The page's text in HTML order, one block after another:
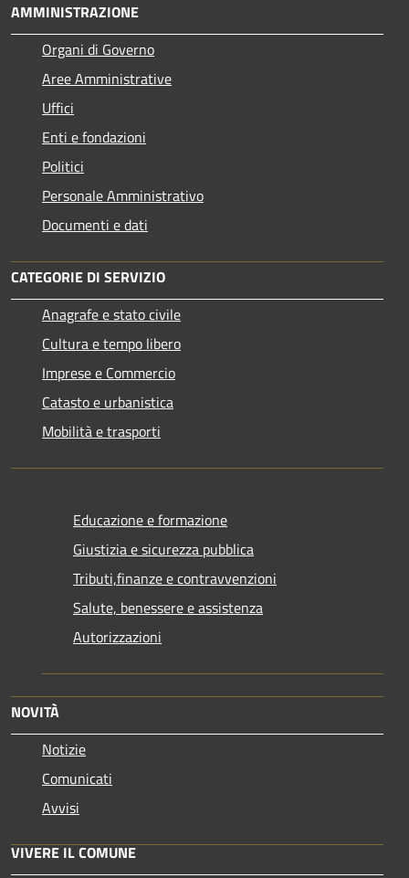
AMMINISTRAZIONE
Organi di Governo
Aree Amministrative
Uffici
Enti e fondazioni
Politici
Personale Amministrativo
Documenti e dati
CATEGORIE DI SERVIZIO
Anagrafe e stato civile
Cultura e tempo libero
Imprese e Commercio
Catasto e urbanistica
Mobilità e trasporti
Educazione e formazione
Giustizia e sicurezza pubblica
Tributi,finanze e contravvenzioni
Salute, benessere e assistenza
Autorizzazioni
NOVITÀ
Notizie
Comunicati
Avvisi
VIVERE IL COMUNE